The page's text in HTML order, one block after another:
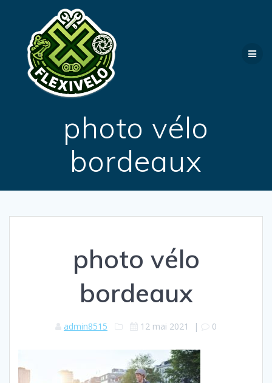
photo vélo
bordeaux
photo vélo
bordeaux
admin8515 12 mai 2021 | 0